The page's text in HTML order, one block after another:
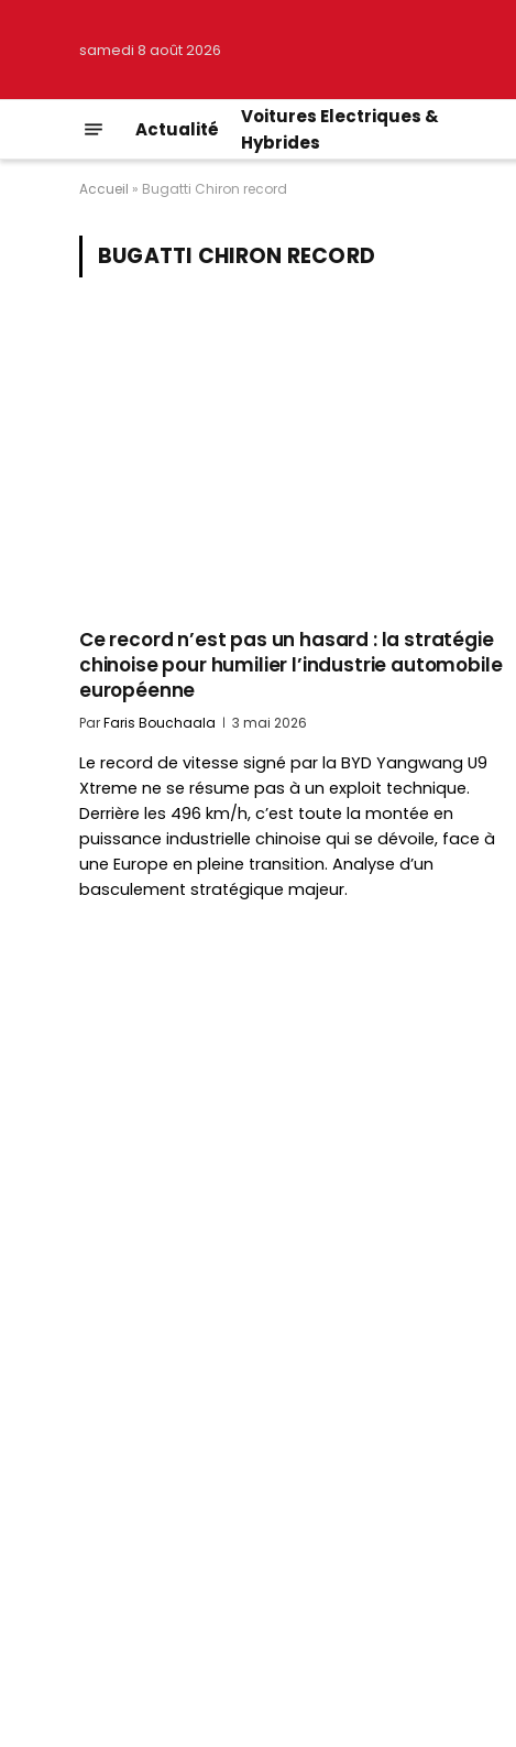
samedi 8 août 2026
Actualité
Voitures Electriques &
Hybrides
Accueil » Bugatti Chiron record
BUGATTI CHIRON RECORD
Ce record n’est pas un hasard : la stratégie
chinoise pour humilier l’industrie automobile
européenne
ParFaris Bouchaala 3 mai 2026
Le record de vitesse signé par la BYD Yangwang U9
Xtreme ne se résume pas à un exploit technique.
Derrière les 496 km/h, c’est toute la montée en
puissance industrielle chinoise qui se dévoile, face à
une Europe en pleine transition. Analyse d’un
basculement stratégique majeur.